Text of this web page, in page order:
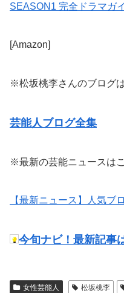
SEASON1 完全ドラマガ
[Amazon]
※松坂桃李さんのブログ
芸能人ブログ全集
※最新の芸能ニュースは
【最新ニュース】人気ブ
今旬ナビ！最新記事
女性芸能人 松坂桃李